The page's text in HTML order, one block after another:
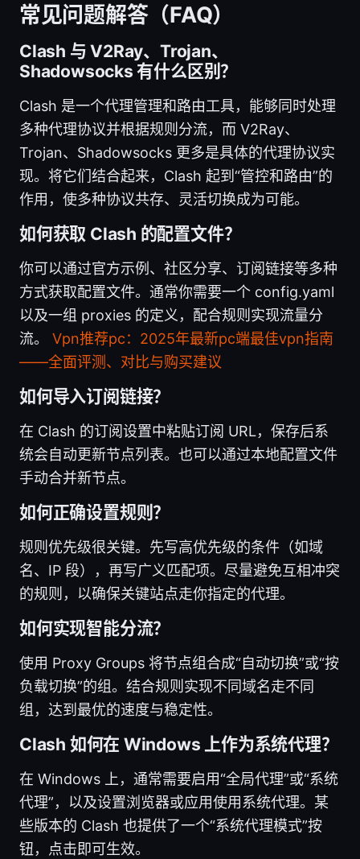
常见问题解答（FAQ）
Clash 与 V2Ray、Trojan、
Shadowsocks 有什么区别？
Clash 是一个代理管理和路由工具，能够同时处理
多种代理协议并根据规则分流，而 V2Ray、
Trojan、Shadowsocks 更多是具体的代理协议实
现。将它们结合起来，Clash 起到“管控和路由”的
作用，使多种协议共存、灵活切换成为可能。
如何获取 Clash 的配置文件？
你可以通过官方示例、社区分享、订阅链接等多种
方式获取配置文件。通常你需要一个 config.yaml
以及一组 proxies 的定义，配合规则实现流量分
流。 Vpn推荐pc：2025年最新pc端最佳vpn指南
——全面评测、对比与购买建议
如何导入订阅链接？
在 Clash 的订阅设置中粘贴订阅 URL，保存后系
统会自动更新节点列表。也可以通过本地配置文件
手动合并新节点。
如何正确设置规则？
规则优先级很关键。先写高优先级的条件（如域
名、IP 段），再写广义匹配项。尽量避免互相冲突
的规则，以确保关键站点走你指定的代理。
如何实现智能分流？
使用 Proxy Groups 将节点组合成“自动切换”或“按
负载切换”的组。结合规则实现不同域名走不同
组，达到最优的速度与稳定性。
Clash 如何在 Windows 上作为系统代理？
在 Windows 上，通常需要启用“全局代理”或“系统
代理”，以及设置浏览器或应用使用系统代理。某
些版本的 Clash 也提供了一个“系统代理模式”按
钮，点击即可生效。